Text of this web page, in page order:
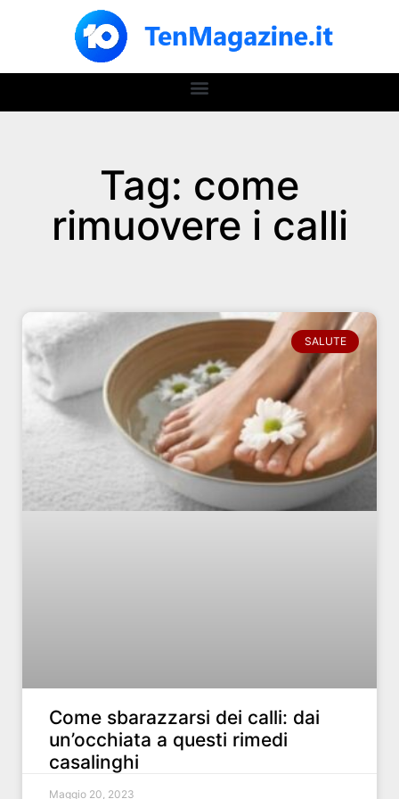
Tag: come
rimuovere i calli
SALUTE
Come sbarazzarsi dei calli: dai
un’occhiata a questi rimedi
casalinghi
Maggio 20, 2023